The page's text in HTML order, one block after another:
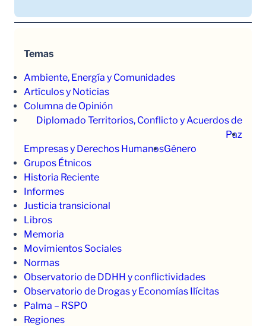
Temas
Ambiente, Energía y Comunidades
Artículos y Noticias
Columna de Opinión
Diplomado Territorios, Conflicto y Acuerdos de
Paz
Empresas y Derechos HumanosGénero
Grupos Étnicos
Historia Reciente
Informes
Justicia transicional
Libros
Memoria
Movimientos Sociales
Normas
Observatorio de DDHH y conflictividades
Observatorio de Drogas y Economías Ilícitas
Palma – RSPO
Regiones